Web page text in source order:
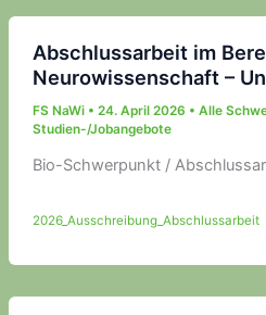
Abschlussarbeit im
Neurowissenschaft –
FS NaWi • 24. April 2026 • Alle
Studien-/Jobangebote
Bio-Schwerpunkt /
2026_Ausschreibung_Abschlussarbeit